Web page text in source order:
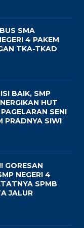
SMA
4 PAKEM
TKA-TKAD
BAIK, SMP
HUT
SENI
PRADNYA SIWI
GORESAN
NEGERI 4
SPMB
JALUR